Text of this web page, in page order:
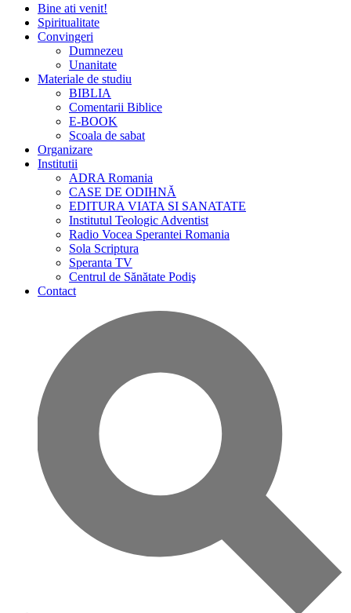
Bine ati venit!
Spiritualitate
Convingeri
Dumnezeu
Unanitate
Materiale de studiu
BIBLIA
Comentarii Biblice
E-BOOK
Scoala de sabat
Organizare
Institutii
ADRA Romania
CASE DE ODIHNĂ
EDITURA VIATA SI SANATATE
Institutul Teologic Adventist
Radio Vocea Sperantei Romania
Sola Scriptura
Speranta TV
Centrul de Sănătate Podiş
Contact